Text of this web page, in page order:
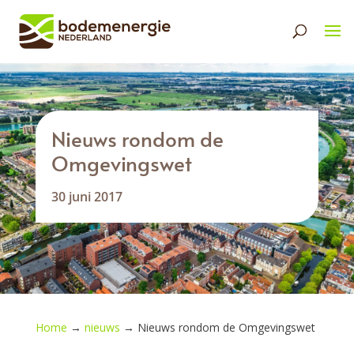
Nieuws rondom de
Omgevingswet
30 juni 2017
Home → nieuws → Nieuws rondom de Omgevingswet